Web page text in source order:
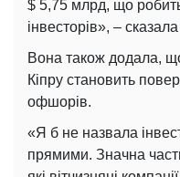
$ 5,75 млрд, що
інвесторів», –
Вона також додала,
Кіпру становить
офшорів.
«Я б не назвала
прямими. Значна